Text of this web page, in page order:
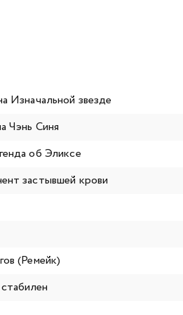
Изначальной звезде
Чэнь Синя
об Эликсе
застывшей крови
(Ремейк)